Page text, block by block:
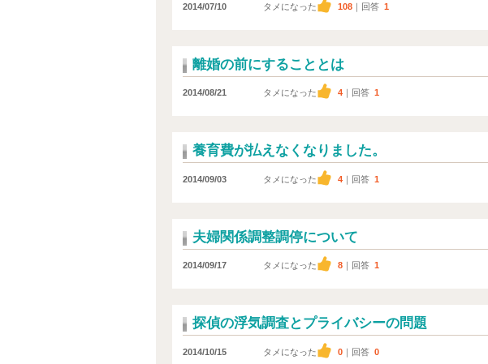
2014/07/10 タメになった 108 ｜回答 1
離婚の前にすることとは
2014/08/21 タメになった 4 ｜回答 1
養育費が払えなくなりました。
2014/09/03 タメになった 4 ｜回答 1
夫婦関係調整調停について
2014/09/17 タメになった 8 ｜回答 1
探偵の浮気調査とプライバシーの問題
2014/10/15 タメになった 0 ｜回答 0